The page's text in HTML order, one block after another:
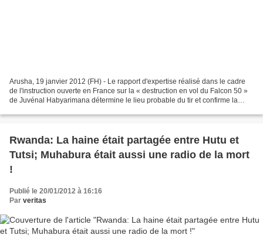
Arusha, 19 janvier 2012 (FH) - Le rapport d'expertise réalisé dans le cadre
de l'instruction ouverte en France sur la « destruction en vol du Falcon 50 »
de Juvénal Habyarimana détermine le lieu probable du tir et confirme la
Rwanda: La haine était partagée entre Hutu et
Tutsi; Muhabura était aussi une radio de la mort
!
Publié le 20/01/2012 à 16:16
Par veritas